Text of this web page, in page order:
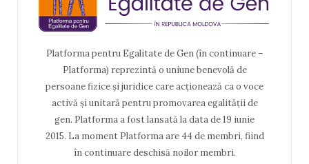
Platforma pentru Egalitate de Gen (în continuare –
Platforma) reprezintă o uniune benevolă de
persoane fizice și juridice care acționează ca o voce
activă și unitară pentru promovarea egalității de
gen. Platforma a fost lansată la data de 19 iunie
2015. La moment Platforma are 44 de membri, fiind
în continuare deschisă noilor membri.